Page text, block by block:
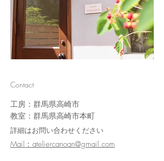
Contact
工房：群馬県高崎市
​教室：群馬県高崎市本町
詳細はお問い合わせください
​Mail：ateliercanoan@gmail.com